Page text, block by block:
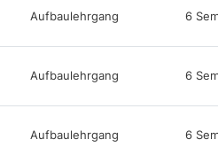
Aufbaulehrgang 6
Aufbaulehrgang 6
Aufbaulehrgang 6